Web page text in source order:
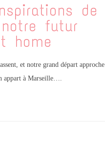
de
futur
home
et notre grand départ approche
appart à Marseille….